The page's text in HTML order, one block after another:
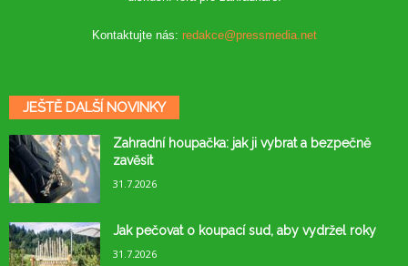
Kontaktujte nás: redakce@pressmedia.net
JEŠTĚ DALŠÍ NOVINKY
Zahradní houpačka: jak ji vybrat a bezpečně
zavěsit
31.7.2026
Jak pečovat o koupací sud, aby vydržel roky
31.7.2026